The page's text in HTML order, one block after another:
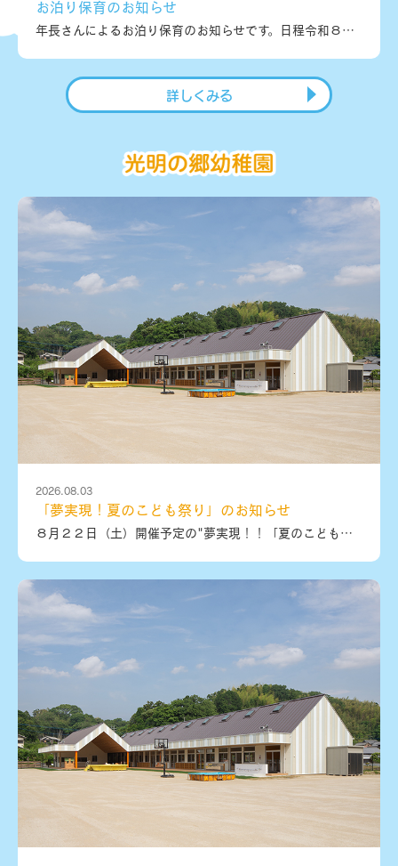
お泊り保育のお知らせ
年長さんによるお泊り保育のお知らせです。日程令和８年７月２３日（木）～７月２４日（金）１泊２日の大冒険です！年長さんは親元を離れ、幼稚園にお泊りします。ドキドキワクワク、初めてで心配…かもしれませんが、この体験が子ども達の成長につながることを期待したいです！
詳しくみる
2026.08.03
「夢実現！夏のこども祭り」のお知らせ
８月２２日（土）開催予定の"夢実現！！「夏のこども祭り」"のお知らせです♪今年度３回目を迎えるこのお祭りは、E・TProjetという学生メンバーが企画しています。昨年度よりさらにパワーアップして、より多くの体験ブース、飲食ブース、職業体験やオープンキャンパスなども開催予定です。たくさんの専門学校や大学、企業や団体の皆様が、学生が企画・運営するこの夏祭りに協力してくださっています。みなさん夏休みに入って何をしようかな～と考えていらっしゃる方も多いかと思います。幼児、小学生のみなさんには、ぜひ、学生が考えてくれている楽しい企画が盛りだくさんの夏祭りにお越しください☆楽しいだけではなく、自分の夢を見つけるきっかけとなるかも！？この夏祭りは、どなたでも参加できます！ご家族、お友達などたくさんお誘いあわせの上、ご参加ください♪みなさんのご来場をお待ちしています！